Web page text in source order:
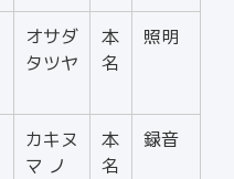
オサダ
タツヤ
本
名
照明
カキヌ
マ ノ
本
名
録音